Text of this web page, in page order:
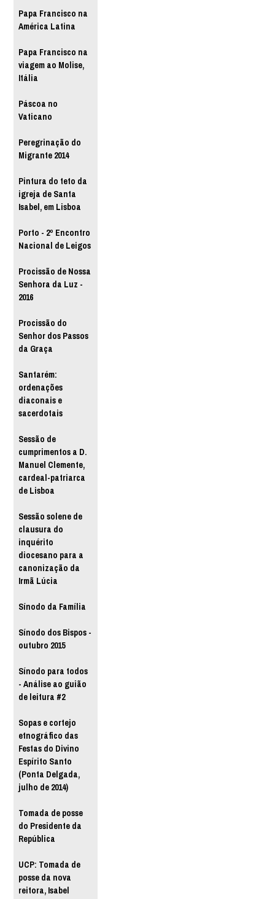
Papa Francisco na
América Latina
Papa Francisco na
viagem ao Molise,
Itália
Páscoa no
Vaticano
Peregrinação do
Migrante 2014
Pintura do teto da
igreja de Santa
Isabel, em Lisboa
Porto - 2º Encontro
Nacional de Leigos
Procissão de Nossa
Senhora da Luz -
2016
Procissão do
Senhor dos Passos
da Graça
Santarém:
ordenações
diaconais e
sacerdotais
Sessão de
cumprimentos a D.
Manuel Clemente,
cardeal-patriarca
de Lisboa
Sessão solene de
clausura do
inquérito
diocesano para a
canonização da
Irmã Lúcia
Sínodo da Família
Sínodo dos Bispos -
outubro 2015
Sínodo para todos
- Análise ao guião
de leitura #2
Sopas e cortejo
etnográfico das
Festas do Divino
Espírito Santo
(Ponta Delgada,
julho de 2014)
Tomada de posse
do Presidente da
República
UCP: Tomada de
posse da nova
reitora, Isabel